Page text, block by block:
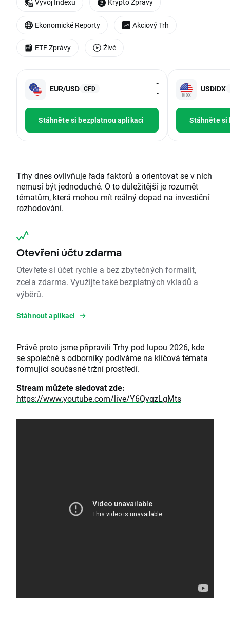
EUR/USD CFD
-
-
Stáhněte si bezplatnou aplikaci
USDIDX
Stáhněte
Trhy dnes ovlivňuje řada faktorů a orientovat se v nich
nemusí být jednoduché. O to důležitější je rozumět
tématům, která mohou mít reálný dopad na investiční
rozhodování.
Otevření účtu zdarma
Otevřete si účet rychle a bez zbytečných formalit,
zcela zdarma. Využijte také bezplatných vkladů a
výběrů.
Stáhnout aplikaci
Právě proto jsme připravili Trhy pod lupou 2026, kde
se společně s odborníky podíváme na klíčová témata
formující současné tržní prostředí.
Stream můžete sledovat zde:
https://www.youtube.com/live/Y6QvqzLgMts
Ekonomické Reporty Akciový Trh
ETF Zprávy Živě